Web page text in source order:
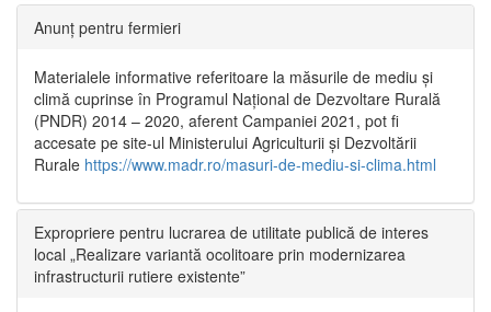
Anunț pentru fermieri
Materialele informative referitoare la măsurile de mediu și
climă cuprinse în Programul Național de Dezvoltare Rurală
(PNDR) 2014 – 2020, aferent Campaniei 2021, pot fi
accesate pe site-ul Ministerului Agriculturii și Dezvoltării
Rurale https://www.madr.ro/masuri-de-mediu-si-clima.html
Expropriere pentru lucrarea de utilitate publică de interes
local „Realizare variantă ocolitoare prin modernizarea
infrastructurii rutiere existente”